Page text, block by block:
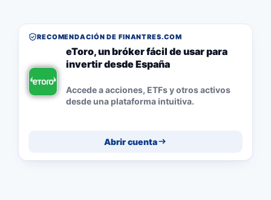
RECOMENDACIÓN DE FINANTRES.COM
eToro, un bróker fácil de usar para
invertir desde España
Accede a acciones, ETFs y otros activos
desde una plataforma intuitiva.
Abrir cuenta